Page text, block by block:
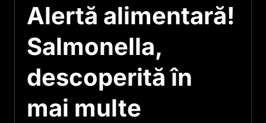
Alertă alimentară!
Salmonella,
descoperită în
mai multe